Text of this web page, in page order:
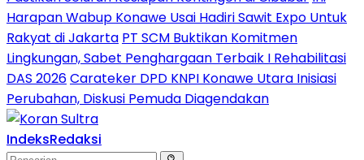
Harapan Wabup Konawe Usai Hadiri Sawit Expo Untuk
Rakyat di Jakarta PT SCM Buktikan Komitmen
Lingkungan, Sabet Penghargaan Terbaik I Rehabilitasi
DAS 2026Carateker DPD KNPI Konawe Utara Inisiasi
Perubahan, Diskusi Pemuda Diagendakan
IndeksRedaksi